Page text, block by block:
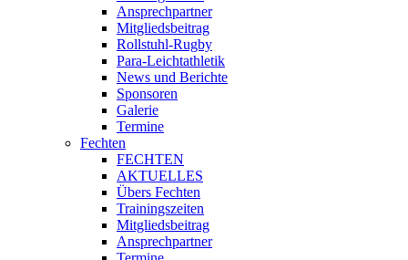
Ansprechpartner
Mitgliedsbeitrag
Rollstuhl-Rugby
Para-Leichtathletik
News und Berichte
Sponsoren
Galerie
Termine
Fechten
FECHTEN
AKTUELLES
Übers Fechten
Trainingszeiten
Mitgliedsbeitrag
Ansprechpartner